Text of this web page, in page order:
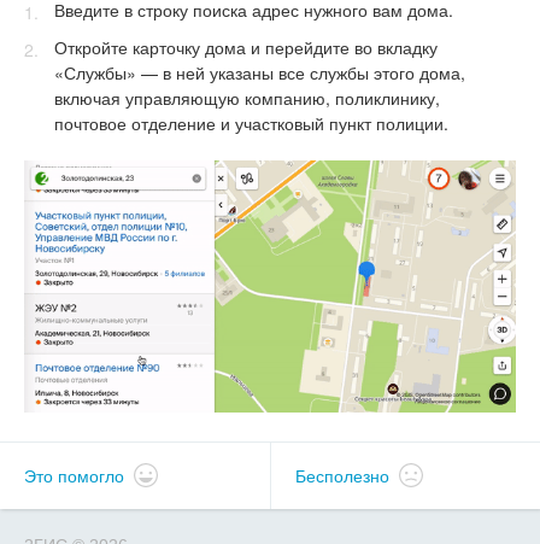
Введите в строку поиска адрес нужного вам дома.
Откройте карточку дома и перейдите во вкладку
«Службы» — в ней указаны все службы этого дома,
включая управляющую компанию, поликлинику,
почтовое отделение и участковый пункт полиции.
Это помогло Бесполезно